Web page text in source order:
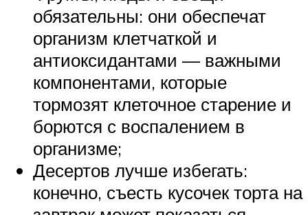
обязательны: они обеспечат
организм клетчаткой и
антиоксидантами — важными
компонентами, которые
тормозят клеточное старение и
борются с воспалением в
организме;
Десертов лучше избегать:
конечно, съесть кусочек торта на